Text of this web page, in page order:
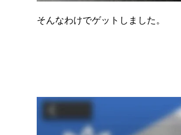
そんなわけでゲットしました。